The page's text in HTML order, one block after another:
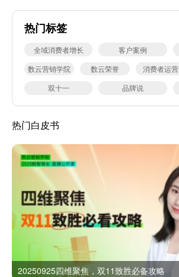
热门标签
全域消费者增长 客户案例
数云营销学院
数云荣誉 消费者运营
双十一
品牌说
热门白皮书
20250925四维聚焦，双11致胜必备攻略